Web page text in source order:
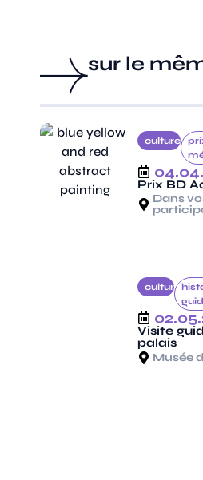
sur le
culture
Prix BD
Dans
culture
Visite
palais
Musée